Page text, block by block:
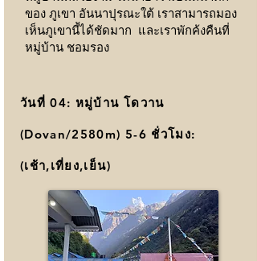
ของ ภูเขา อันนาปุรณะใต้ เราสามารถมอง
เห็นภูเขานี้ได้ชัดมาก และเราพักค้งคืนที่
หมู่บ้าน ชอมรอง
วันที่ 04: หมู่บ้าน โดวาน
(Dovan/2580m) 5-6 ชั่วโมง:
(เช้า,เที่ยง,เย็น)